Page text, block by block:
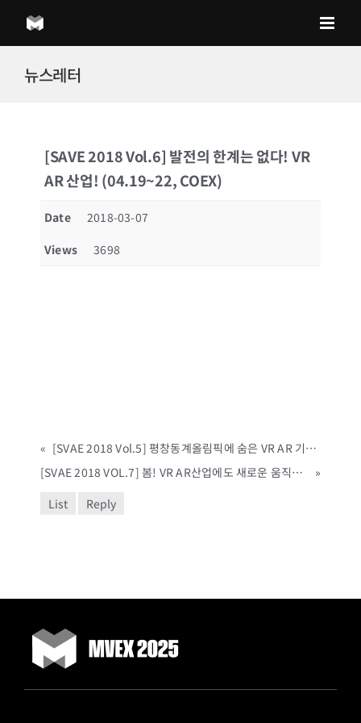
content
뉴스레터
[SAVE 2018 Vol.6] 발전의 한계는 없다! VR
AR 산업! (04.19~22, COEX)
Date
2018-03-07
Views
3698
«
[SVAE 2018 Vol.5] 평창동계올림픽에 숨은 VR AR 기술! (04.19~22, COEX)
[SVAE 2018 VOL.7] 봄! VR AR산업에도 새로운 움직임이!! (04.19~22, COEX)
»
List
Reply